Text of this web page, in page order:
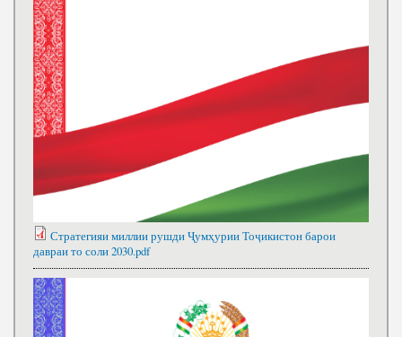
Стратегияи миллии рушди Ҷумҳурии Тоҷикистон барои
давраи то соли 2030.pdf